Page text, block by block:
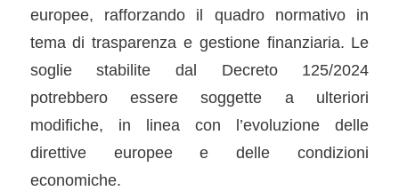
europee, rafforzando il quadro normativo in
tema di trasparenza e gestione finanziaria. Le
soglie stabilite dal Decreto 125/2024
potrebbero essere soggette a ulteriori
modifiche, in linea con l’evoluzione delle
direttive europee e delle condizioni
economiche.